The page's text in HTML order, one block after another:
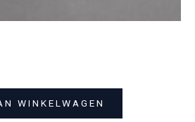
WINKELWAGEN